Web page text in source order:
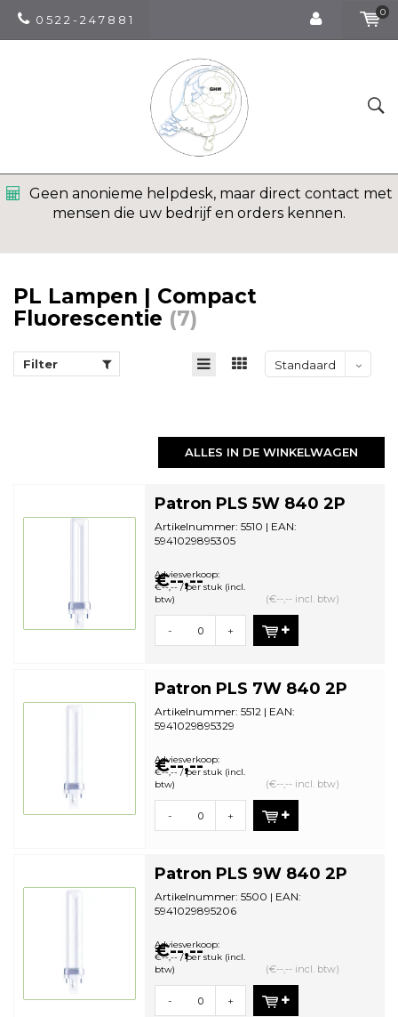
0 5 2 2 - 2 4 7 8 8 1
0
Geen anonieme helpdesk, maar direct contact met
mensen die uw bedrijf en orders kennen.
PL Lampen | Compact
Fluorescentie (7)
Filter Standaard
ALLES IN DE WINKELWAGEN
Patron PLS 5W 840 2P
Artikelnummer: 5510 | EAN:
5941029895305
€--,--
Adviesverkoop:
€--,-- / per stuk (incl.
btw)
(€--,-- incl. btw)
- +
Patron PLS 7W 840 2P
Artikelnummer: 5512 | EAN:
5941029895329
€--,--
Adviesverkoop:
€--,-- / per stuk (incl.
btw)
(€--,-- incl. btw)
- +
Patron PLS 9W 840 2P
Artikelnummer: 5500 | EAN:
5941029895206
€--,--
Adviesverkoop:
€--,-- / per stuk (incl.
btw)
(€--,-- incl. btw)
- +